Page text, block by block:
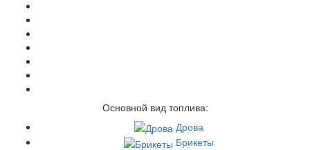
Основной вид топлива:
Дрова
Брикеты